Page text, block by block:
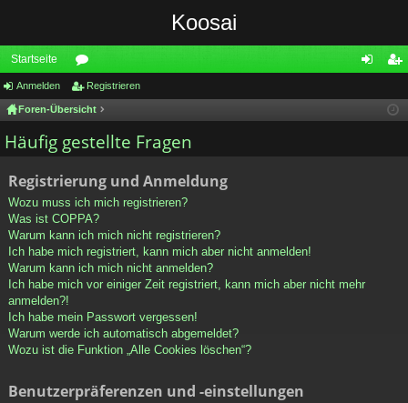
Koosai
Startseite
or
en ist
Anmelden Registrieren
Foren-Übersicht
Häufig gestellte Fragen
Registrierung und Anmeldung
Wozu muss ich mich registrieren?
Was ist COPPA?
Warum kann ich mich nicht registrieren?
Ich habe mich registriert, kann mich aber nicht anmelden!
Warum kann ich mich nicht anmelden?
Ich habe mich vor einiger Zeit registriert, kann mich aber nicht mehr
anmelden?!
Ich habe mein Passwort vergessen!
Warum werde ich automatisch abgemeldet?
Wozu ist die Funktion „Alle Cookies löschen“?
Benutzerpräferenzen und -einstellungen